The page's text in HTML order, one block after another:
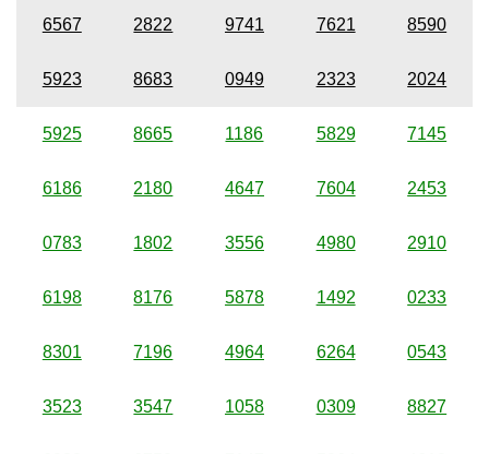
6567 2822 9741 7621 8590
5923 8683 0949 2323 2024
5925 8665 1186 5829 7145
6186 2180 4647 7604 2453
0783 1802 3556 4980 2910
6198 8176 5878 1492 0233
8301 7196 4964 6264 0543
3523 3547 1058 0309 8827